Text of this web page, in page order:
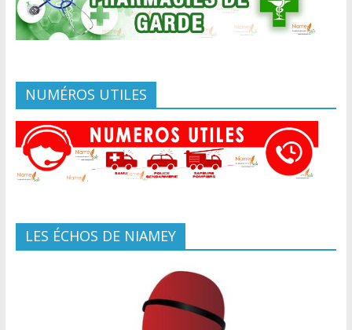
NUMÉROS UTILES
LES ÉCHOS DE NIAMEY